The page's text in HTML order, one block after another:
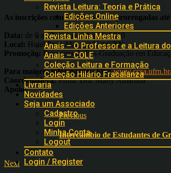
Revista Leitura: Teoria e Prática
Edições Online
Edições Anteriores
Revista Linha Mestra
Anais – O Professor e a Leitura
Anais – COLE
Coleção Leitura e Formação
Coleção Hilário Fracalanza
Livraria
Novidades
Seja um Associado
Cadastro
Login
Minha Conta
Logout
Contato
Login / Register
As inscrições com trabalho estão prorrogadas
Data: de 9 a 12 de novembro de 2010
Local: Hotel Praia Mar, em Natal-RN.
Promoção: Programa de Pós-Graduação em
Para maiores informações:Site:
Coordenadora:Profa. Dra. Marly Amarilha
Apoio:
Previous
Intercambio de Estudantes de
Next